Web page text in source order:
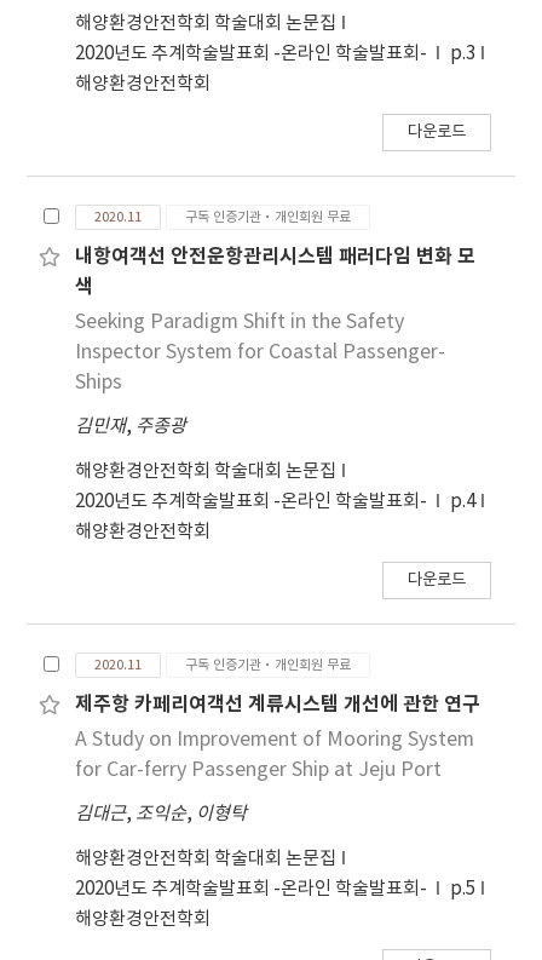
해양환경안전학회 학술대회 논문집
2020년도 추계학술발표회 -온라인 학술발표회-
p.3
해양환경안전학회
다운로드
2020.11 구독 인증기관·개인회원 무료
내항여객선 안전운항관리시스템 패러다임 변화 모
색
Seeking Paradigm Shift in the Safety
Inspector System for Coastal Passenger-
Ships
김민재, 주종광
해양환경안전학회 학술대회 논문집
2020년도 추계학술발표회 -온라인 학술발표회-
p.4
해양환경안전학회
다운로드
2020.11 구독 인증기관·개인회원 무료
제주항 카페리여객선 계류시스템 개선에 관한 연구
A Study on Improvement of Mooring System
for Car-ferry Passenger Ship at Jeju Port
김대근, 조익순, 이형탁
해양환경안전학회 학술대회 논문집
2020년도 추계학술발표회 -온라인 학술발표회-
p.5
해양환경안전학회